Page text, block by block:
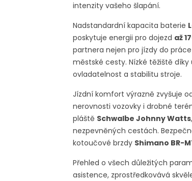
intenzity vašeho šlapání.
Nadstandardní kapacita baterie
poskytuje energii pro dojezd až
partnera nejen pro jízdy do
městské cesty. Nízké těžiště
ovladatelnost a stabilitu stroje.
Jízdní komfort výrazně zvyšuje
nerovnosti vozovky i drobné
pláště Schwalbe Johnny Watts
nezpevněných cestách.
kotoučové brzdy Shimano BR-
Přehled o všech důležitých
asistence, zprostředkovává